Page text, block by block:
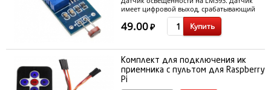
имеет цифровой выход, срабатывающий
при превышении порога
чувствительности, который можно
регулировать подстроечным резистором
49.00₽ Купить
Комплект для подключения ик
приемника с пультом для Raspberry
Pi